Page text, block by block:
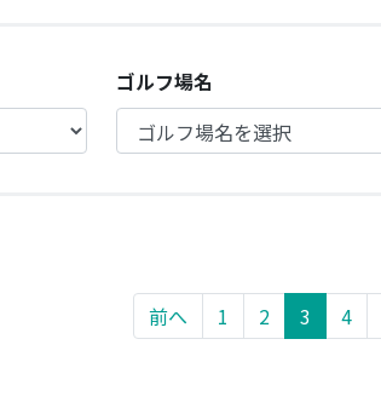
ゴルフ場名
前へ 1 2 3 4